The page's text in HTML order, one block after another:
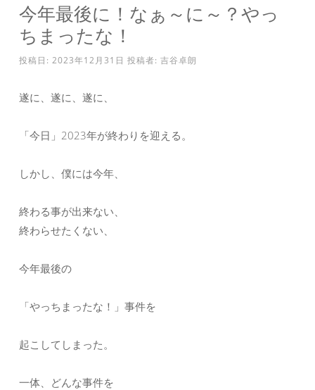
今年最後に！なぁ～に～？やっ
ちまったな！
投稿日: 2023年12月31日 投稿者: 吉谷卓朗
遂に、遂に、遂に、
「今日」2023年が終わりを迎える。
しかし、僕には今年、
終わる事が出来ない、
終わらせたくない、
今年最後の
「やっちまったな！」事件を
起こしてしまった。
一体、どんな事件を